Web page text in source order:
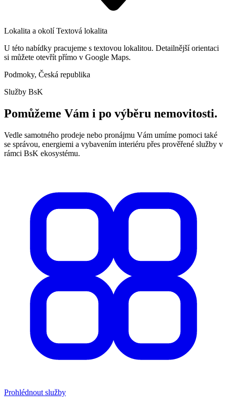
Lokalita a okolí Textová lokalita
U této nabídky pracujeme s textovou lokalitou. Detailnější orientaci
si můžete otevřít přímo v Google Maps.
Podmoky, Česká republika
Služby BsK
Pomůžeme Vám i po výběru nemovitosti.
Vedle samotného prodeje nebo pronájmu Vám umíme pomoci také
se správou, energiemi a vybavením interiéru přes prověřené služby v
rámci BsK ekosystému.
Prohlédnout služby